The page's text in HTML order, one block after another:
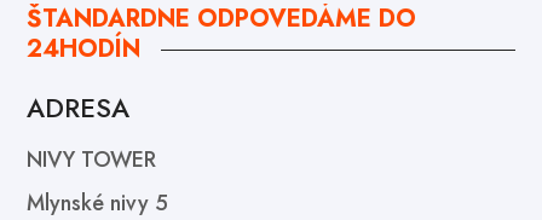
ŠTANDARDNE ODPOVEDÁME DO
24HODÍN
ADRESA
NIVY TOWER
Mlynské nivy 5